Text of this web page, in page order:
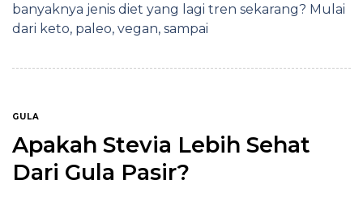
banyaknya jenis diet yang lagi tren sekarang? Mulai
dari keto, paleo, vegan, sampai
GULA
Apakah Stevia Lebih Sehat
Dari Gula Pasir?